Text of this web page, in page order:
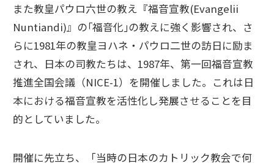
また教皇パウロ六世の教え『福音宣教(Evangelii
Nuntiandi)』の｢福音化｣の教えに強く影響され、さ
らに1981年の教皇ヨハネ・パウロ二世の訪日に励ま
され、日本の司教たちは、1987年、第一回福音宣教
推進全国会議（NICE-1）を開催しました。これは日
本における福音宣教を活性化し発展させることを目
的としていました。
開催に先立ち、「当時の日本のカトリック教会で何